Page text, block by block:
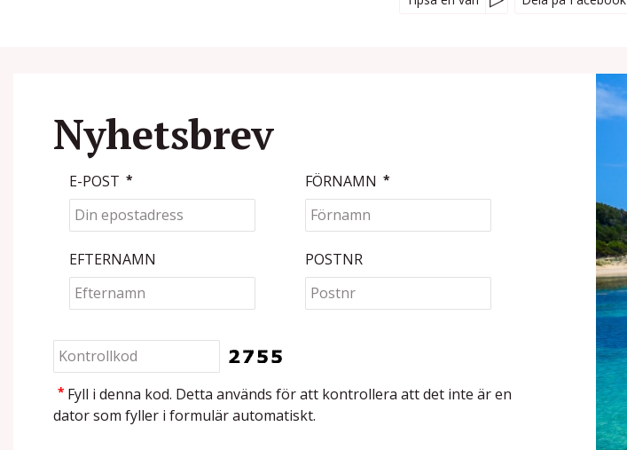
Nyhetsbrev
E-POST * FÖRNAMN *
EFTERNAMN POSTNR
* Fyll i denna kod. Detta används för att kontrollera att det inte är en
dator som fyller i formulär automatiskt.